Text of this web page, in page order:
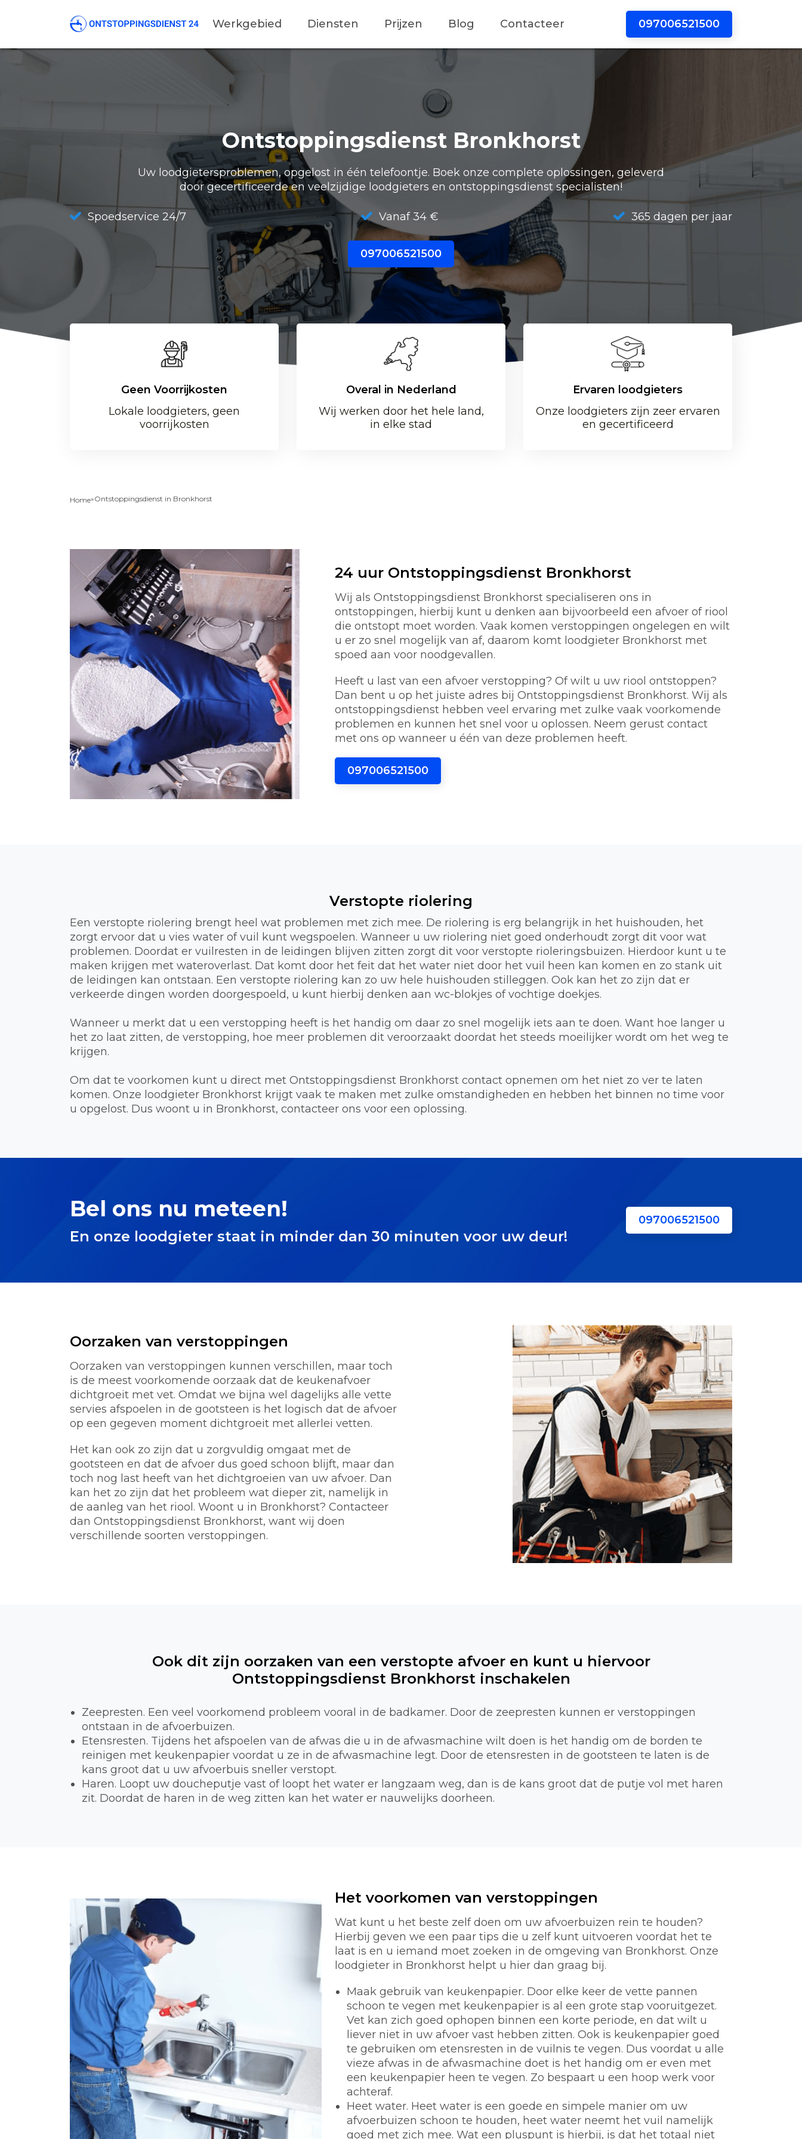
097006521500
Werkgebied Diensten Prijzen Blog Contacteer
Ontstoppingsdienst Bronkhorst
Uw loodgietersproblemen, opgelost in één telefoontje. Boek onze complete oplossingen, geleverd
door gecertificeerde en veelzijdige loodgieters en ontstoppingsdienst specialisten!
Spoedservice 24/7 Vanaf 34 € 365 dagen per jaar
097006521500
Geen Voorrijkosten
Lokale loodgieters, geen
voorrijkosten
Overal in Nederland
Wij werken door het hele land,
in elke stad
Ervaren loodgieters
Onze loodgieters zijn zeer ervaren
en gecertificeerd
Home»Ontstoppingsdienst in Bronkhorst
24 uur Ontstoppingsdienst Bronkhorst
Wij als Ontstoppingsdienst Bronkhorst specialiseren ons in
ontstoppingen, hierbij kunt u denken aan bijvoorbeeld een afvoer of riool
die ontstopt moet worden. Vaak komen verstoppingen ongelegen en wilt
u er zo snel mogelijk van af, daarom komt loodgieter Bronkhorst met
spoed aan voor noodgevallen.
Heeft u last van een afvoer verstopping? Of wilt u uw riool ontstoppen?
Dan bent u op het juiste adres bij Ontstoppingsdienst Bronkhorst. Wij als
ontstoppingsdienst hebben veel ervaring met zulke vaak voorkomende
problemen en kunnen het snel voor u oplossen. Neem gerust contact
met ons op wanneer u één van deze problemen heeft.
097006521500
Verstopte riolering
Een verstopte riolering brengt heel wat problemen met zich mee. De riolering is erg belangrijk in het huishouden, het
zorgt ervoor dat u vies water of vuil kunt wegspoelen. Wanneer u uw riolering niet goed onderhoudt zorgt dit voor wat
problemen. Doordat er vuilresten in de leidingen blijven zitten zorgt dit voor verstopte rioleringsbuizen. Hierdoor kunt u te
maken krijgen met wateroverlast. Dat komt door het feit dat het water niet door het vuil heen kan komen en zo stank uit
de leidingen kan ontstaan. Een verstopte riolering kan zo uw hele huishouden stilleggen. Ook kan het zo zijn dat er
verkeerde dingen worden doorgespoeld, u kunt hierbij denken aan wc-blokjes of vochtige doekjes.
Wanneer u merkt dat u een verstopping heeft is het handig om daar zo snel mogelijk iets aan te doen. Want hoe langer u
het zo laat zitten, de verstopping, hoe meer problemen dit veroorzaakt doordat het steeds moeilijker wordt om het weg te
krijgen.
Om dat te voorkomen kunt u direct met Ontstoppingsdienst Bronkhorst contact opnemen om het niet zo ver te laten
komen. Onze loodgieter Bronkhorst krijgt vaak te maken met zulke omstandigheden en hebben het binnen no time voor
u opgelost. Dus woont u in Bronkhorst, contacteer ons voor een oplossing.
Bel ons nu meteen!
En onze loodgieter staat in minder dan 30 minuten voor uw deur!
097006521500
Oorzaken van verstoppingen
Oorzaken van verstoppingen kunnen verschillen, maar toch
is de meest voorkomende oorzaak dat de keukenafvoer
dichtgroeit met vet. Omdat we bijna wel dagelijks alle vette
servies afspoelen in de gootsteen is het logisch dat de afvoer
op een gegeven moment dichtgroeit met allerlei vetten.
Het kan ook zo zijn dat u zorgvuldig omgaat met de
gootsteen en dat de afvoer dus goed schoon blijft, maar dan
toch nog last heeft van het dichtgroeien van uw afvoer. Dan
kan het zo zijn dat het probleem wat dieper zit, namelijk in
de aanleg van het riool. Woont u in Bronkhorst? Contacteer
dan Ontstoppingsdienst Bronkhorst, want wij doen
verschillende soorten verstoppingen.
Ook dit zijn oorzaken van een verstopte afvoer en kunt u hiervoor
Ontstoppingsdienst Bronkhorst inschakelen
Zeepresten. Een veel voorkomend probleem vooral in de badkamer. Door de zeepresten kunnen er verstoppingen
ontstaan in de afvoerbuizen.
Etensresten. Tijdens het afspoelen van de afwas die u in de afwasmachine wilt doen is het handig om de borden te
reinigen met keukenpapier voordat u ze in de afwasmachine legt. Door de etensresten in de gootsteen te laten is de
kans groot dat u uw afvoerbuis sneller verstopt.
Haren. Loopt uw doucheputje vast of loopt het water er langzaam weg, dan is de kans groot dat de putje vol met haren
zit. Doordat de haren in de weg zitten kan het water er nauwelijks doorheen.
Het voorkomen van verstoppingen
Wat kunt u het beste zelf doen om uw afvoerbuizen rein te houden?
Hierbij geven we een paar tips die u zelf kunt uitvoeren voordat het te
laat is en u iemand moet zoeken in de omgeving van Bronkhorst. Onze
loodgieter in Bronkhorst helpt u hier dan graag bij.
Maak gebruik van keukenpapier. Door elke keer de vette pannen
schoon te vegen met keukenpapier is al een grote stap vooruitgezet.
Vet kan zich goed ophopen binnen een korte periode, en dat wilt u
liever niet in uw afvoer vast hebben zitten. Ook is keukenpapier goed
te gebruiken om etensresten in de vuilnis te vegen. Dus voordat u alle
vieze afwas in de afwasmachine doet is het handig om er even met
een keukenpapier heen te vegen. Zo bespaart u een hoop werk voor
achteraf.
Heet water. Heet water is een goede en simpele manier om uw
afvoerbuizen schoon te houden, heet water neemt het vuil namelijk
goed met zich mee. Wat een pluspunt is hierbij, is dat het totaal niet